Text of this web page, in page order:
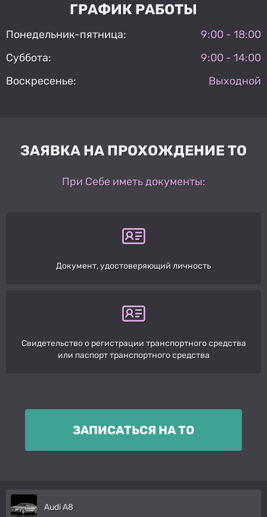
ГРАФИК РАБОТЫ
Понедельник-пятница:
9:00 - 18:00
Суббота:
9:00 - 14:00
Воскресенье:
Выходной
ЗАЯВКА НА ПРОХОЖДЕНИЕ ТО
При Себе иметь документы:
Документ, удостоверяющий личность
Свидетельство о регистрации транспортного средства
или паспорт транспортного средства
ЗАПИСАТЬСЯ НА ТО
Audi A8